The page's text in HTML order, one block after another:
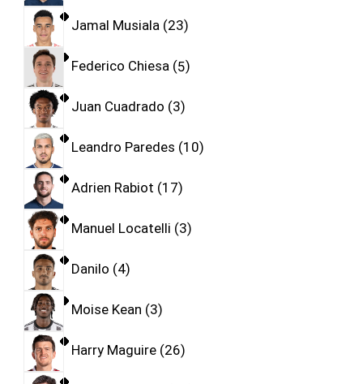
Jamal Musiala 23
Federico Chiesa 5
Juan Cuadrado 3
Leandro Paredes 10
Adrien Rabiot 17
Manuel Locatelli 3
Danilo 4
Moise Kean 3
Harry Maguire 26